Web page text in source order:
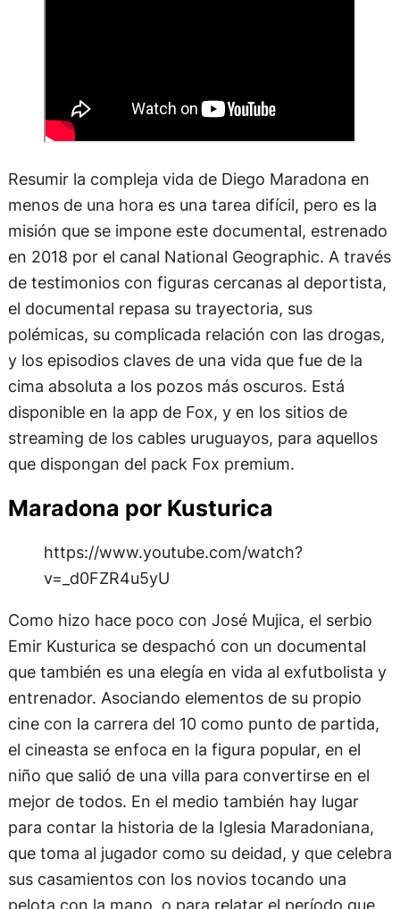
Resumir la compleja vida de Diego Maradona en
menos de una hora es una tarea difícil, pero es la
misión que se impone este documental, estrenado
en 2018 por el canal National Geographic. A través
de testimonios con figuras cercanas al deportista,
el documental repasa su trayectoria, sus
polémicas, su complicada relación con las drogas,
y los episodios claves de una vida que fue de la
cima absoluta a los pozos más oscuros. Está
disponible en la app de Fox, y en los sitios de
streaming de los cables uruguayos, para aquellos
que dispongan del pack Fox premium.
Maradona por Kusturica
https://www.youtube.com/watch?
v=_d0FZR4u5yU
Como hizo hace poco con José Mujica, el serbio
Emir Kusturica se despachó con un documental
que también es una elegía en vida al exfutbolista y
entrenador. Asociando elementos de su propio
cine con la carrera del 10 como punto de partida,
el cineasta se enfoca en la figura popular, en el
niño que salió de una villa para convertirse en el
mejor de todos. En el medio también hay lugar
para contar la historia de la Iglesia Maradoniana,
que toma al jugador como su deidad, y que celebra
sus casamientos con los novios tocando una
pelota con la mano, o para relatar el período que